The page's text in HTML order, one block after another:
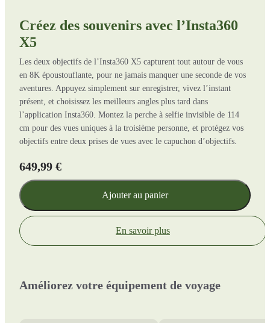
Créez des souvenirs avec l’Insta360
X5
Les deux objectifs de l’Insta360 X5 capturent tout autour de vous
en 8K époustouflante, pour ne jamais manquer une seconde de vos
aventures. Appuyez simplement sur enregistrer, vivez l’instant
présent, et choisissez les meilleurs angles plus tard dans
l’application Insta360. Montez la perche à selfie invisible de 114
cm pour des vues uniques à la troisième personne, et protégez vos
objectifs entre deux prises de vues avec le capuchon d’objectifs.
649,99 €
Ajouter au panier
En savoir plus
Améliorez votre équipement de voyage